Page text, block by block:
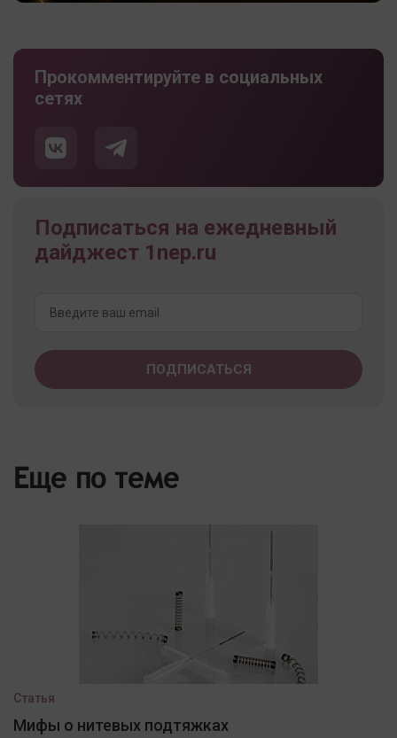
Прокомментируйте в социальных
сетях
Подписаться на ежедневный
дайджест 1nep.ru
Еще по теме
Статья
Мифы о нитевых подтяжках